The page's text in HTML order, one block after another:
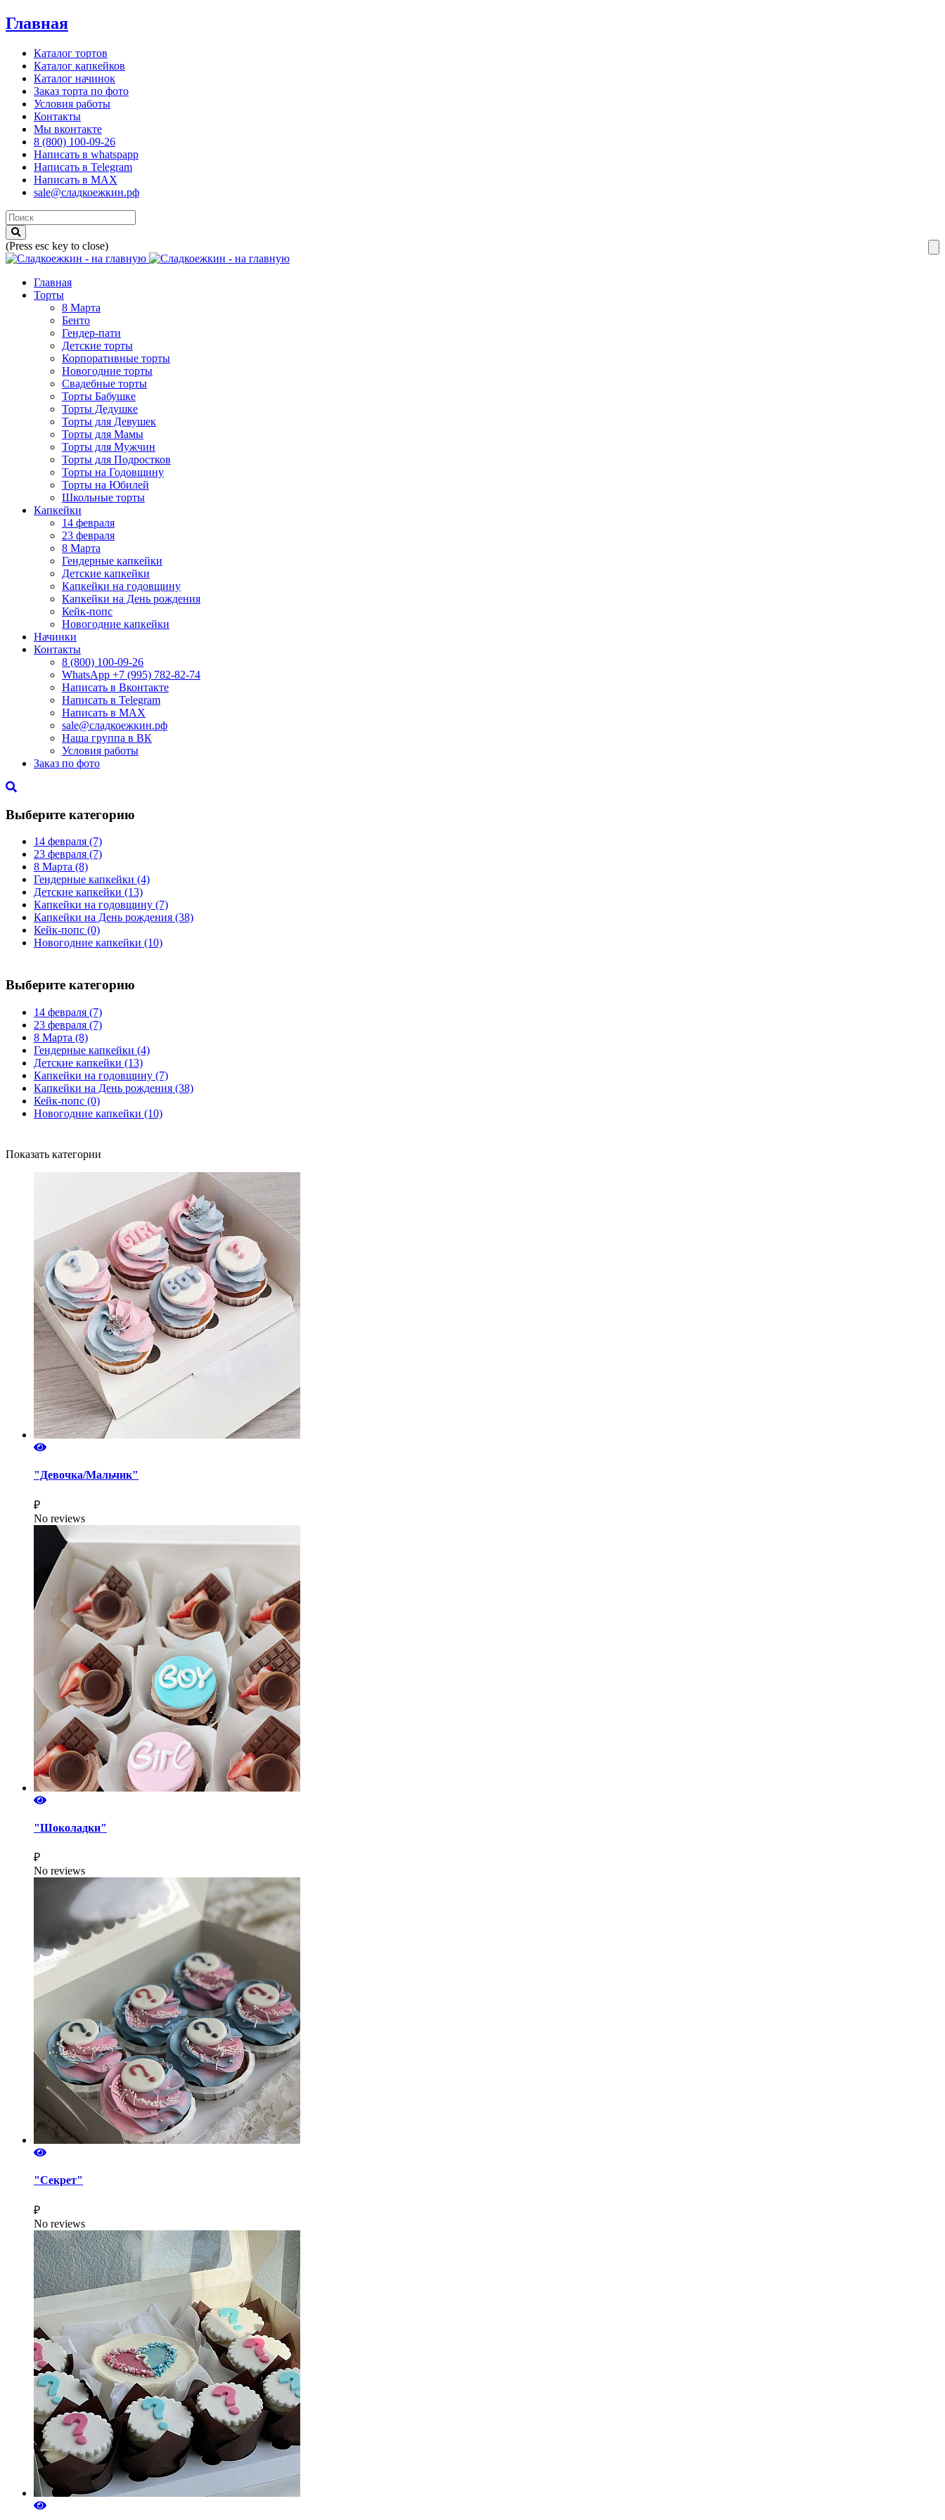
Главная
Каталог тортов
Каталог капкейков
Каталог начинок
Заказ торта по фото
Условия работы
Контакты
Мы вконтакте
8 (800) 100-09-26
Написать в whatspapp
Написать в Telegram
Написать в MAX
sale@сладкоежкин.рф
(Press esc key to close)
Главная
Торты
8 Марта
Бенто
Гендер-пати
Детские торты
Корпоративные торты
Новогодние торты
Свадебные торты
Торты Бабушке
Торты Дедушке
Торты для Девушек
Торты для Мамы
Торты для Мужчин
Торты для Подростков
Торты на Годовщину
Торты на Юбилей
Школьные торты
Капкейки
14 февраля
23 февраля
8 Марта
Гендерные капкейки
Детские капкейки
Капкейки на годовщину
Капкейки на День рождения
Кейк-попс
Новогодние капкейки
Начинки
Контакты
8 (800) 100-09-26
WhatsApp +7 (995) 782-82-74
Написать в Вконтакте
Написать в Telegram
Написать в MAX
sale@сладкоежкин.рф
Наша группа в ВК
Условия работы
Заказ по фото
Выберите категорию
14 февраля (7)
23 февраля (7)
8 Марта (8)
Гендерные капкейки (4)
Детские капкейки (13)
Капкейки на годовщину (7)
Капкейки на День рождения (38)
Кейк-попс (0)
Новогодние капкейки (10)
Выберите категорию
14 февраля (7)
23 февраля (7)
8 Марта (8)
Гендерные капкейки (4)
Детские капкейки (13)
Капкейки на годовщину (7)
Капкейки на День рождения (38)
Кейк-попс (0)
Новогодние капкейки (10)
Показать категории
"Девочка/Мальчик"
₽
No reviews
"Шоколадки"
₽
No reviews
"Секрет"
₽
No reviews